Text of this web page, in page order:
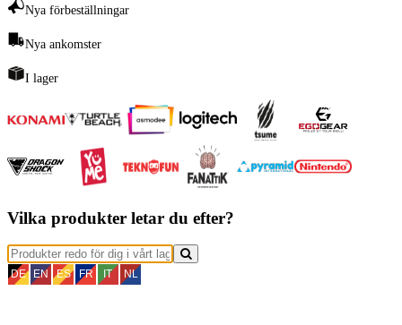
Nya förbeställningar
Nya ankomster
I lager
Vilka produkter letar du efter?